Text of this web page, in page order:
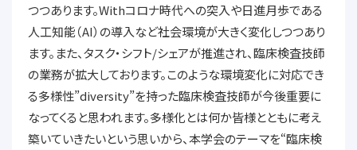
つつあります。Withコロナ時代への突入や日進月歩である
人工知能（AI）の導入など社会環境が大きく変化しつつあり
ます。また、タスク・シフト/シェアが推進され、臨床検査技師
の業務が拡大しております。このような環境変化に対応でき
る多様性”diversity”を持った臨床検査技師が今後重要に
なってくると思われます。多様化とは何か皆様とともに考え
築いていきたいという思いから、本学会のテーマを“臨床検